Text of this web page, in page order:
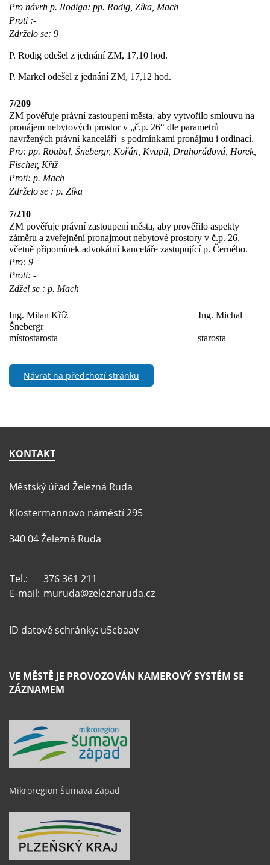
Pro návrh p. Rodiga: pp. Rodig, Zíka, Mach
Proti :-
Zdrželo se: 9
P. Rodig odešel z jednání ZM, 17,10 hod.
P. Markel odešel z jednání ZM, 17,12 hod.
7/209
ZM pověřuje právní zastoupení města, aby vytvořilo smlouvu na
pronájem nebytových prostor v „č.p. 26“ dle parametrů
navržených právní kanceláří s podmínkami pronájmu i ordinací.
Pro: pp. Roubal, Šnebergr, Kořán, Kvapil, Drahorádová, Horek,
Fischer, Kříž
Proti: p. Mach
Zdrželo se : p. Zíka
7/210
ZM pověřuje právní zastoupení města, aby prověřilo aspekty
záměru a zveřejnění pronajmout nebytové prostory v č.p. 26,
včetně připomínek advokátní kanceláře zastupující p. Černého.
Pro: 9
Proti: -
Zdžel se : p. Mach
Ing. Milan Kříž
Ing. Michal
Šnebergr
místostarosta
starosta
Návrat na předchozí stránku
KONTAKT
Městský úřad Železná Ruda
Klostermannovo náměstí 295
340 04 Železná Ruda
Tel.:
376 361 211
E-mail: muruda@zeleznaruda.cz
ID datové schránky: u5cbaav
VE MĚSTĚ JE PROVOZOVÁN KAMEROVÝ SYSTÉM SE
ZÁZNAMEM
Mikroregion Šumava Západ